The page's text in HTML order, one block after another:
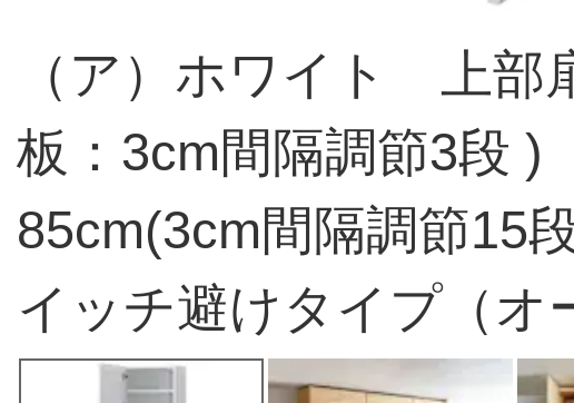
（ア）ホワイト 上部
板：3cm間隔調節3段
85cm(3cm間隔調節15
イッチ避けタイプ（オ